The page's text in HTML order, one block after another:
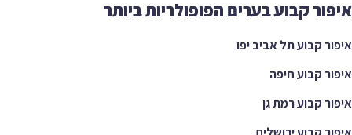
איפור קבוע בערים הפופולריות ביותר
איפור קבוע תל אביב יפו
איפור קבוע חיפה
איפור קבוע רמת גן